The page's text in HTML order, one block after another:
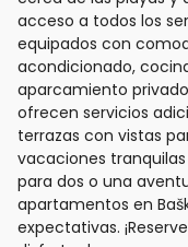
acceso a todos los
equipados con
acondicionado,
aparcamiento
ofrecen servicios
terrazas con vistas
vacaciones
para dos o una
apartamentos en
expectativas.